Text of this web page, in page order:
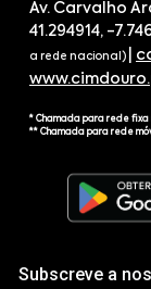
Av. Carvalho
41.294914, -
a rede nacional)
* Chamada para rede fixa
** Chamada para rede
Subscreve a